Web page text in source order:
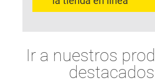
Ir a nuestros
destacados